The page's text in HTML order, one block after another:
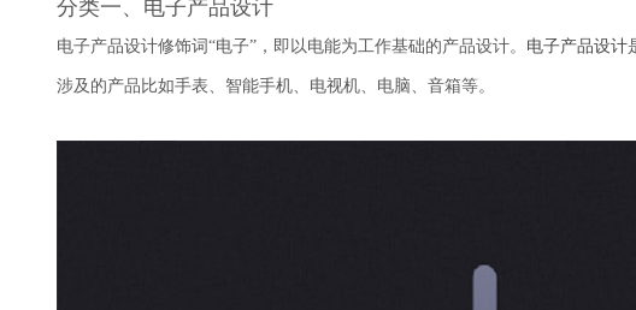
分类一、电子产品设计
电子产品设计修饰词“电子”，即以电能为工作基础的产品设计。 电子产品设计
涉及的产品比如手表、智能手机、电视机、电脑、音箱等。